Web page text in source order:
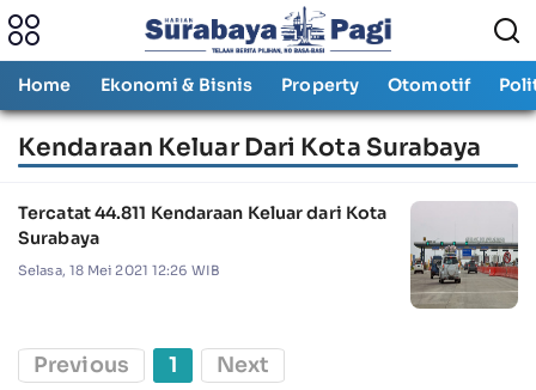
Home Ekonomi & Bisnis Property Otomotif
Kendaraan Keluar Dari Kota Surabaya
Tercatat 44.811 Kendaraan Keluar dari Kota
Surabaya
Selasa, 18 Mei 2021 12:26 WIB
Previous 1 Next